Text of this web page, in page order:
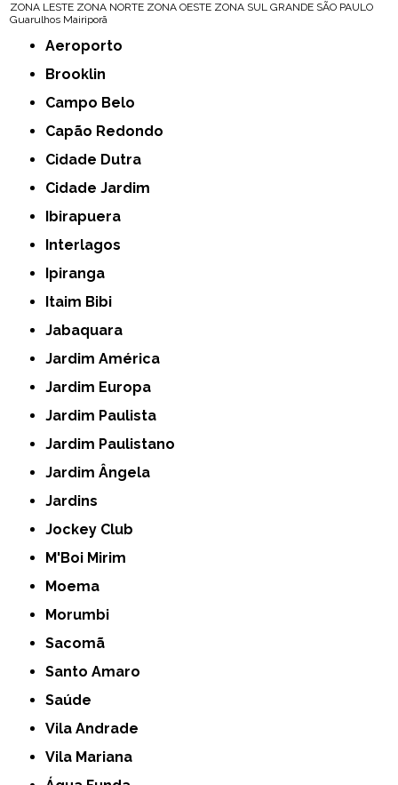
ZONA LESTE ZONA NORTE ZONA OESTE ZONA SUL GRANDE SÃO PAULO
Guarulhos Mairiporã
Aeroporto
Brooklin
Campo Belo
Capão Redondo
Cidade Dutra
Cidade Jardim
Ibirapuera
Interlagos
Ipiranga
Itaim Bibi
Jabaquara
Jardim América
Jardim Europa
Jardim Paulista
Jardim Paulistano
Jardim Ângela
Jardins
Jockey Club
M'Boi Mirim
Moema
Morumbi
Sacomã
Santo Amaro
Saúde
Vila Andrade
Vila Mariana